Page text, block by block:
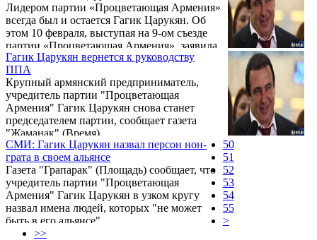
Лидером партии «Процветающая Армения»
всегда был и остается Гагик Царукян. Об
этом 10 февраля, выступая на 9-ом съезде
партии «Процветающая Армения», заявила
глава ее парламентской фракции Наира
Зограбян.
Гагик Царукян вернется к руководству
ППА
Крупный армянский предприниматель,
учредитель партии "Процветающая
Армения" Гагик Царукян снова станет
председателем партии, сообщает газета
"Жаманак" (Время).
СМИ: Гагик Царукян назвал персон нон-
грата в своем альянсе
Газета "Грапарак" (Площадь) сообщает, что
учредитель партии "Процветающая
Армения" Гагик Царукян в узком кругу
назвал имена людей, которых "не может
быть в его альянсе".
50
51
52
53
54
55
>
>>